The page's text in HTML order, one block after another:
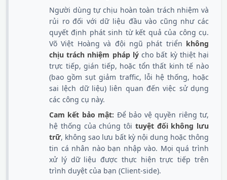
Người dùng tự chịu hoàn toàn trách nhiệm và
rủi ro đối với dữ liệu đầu vào cũng như các
quyết định phát sinh từ kết quả của công cụ.
Võ Việt Hoàng và đội ngũ phát triển không
chịu trách nhiệm pháp lýcho bất kỳ thiệt hại
trực tiếp, gián tiếp, hoặc tổn thất kinh tế nào
(bao gồm sụt giảm traffic, lỗi hệ thống, hoặc
sai lệch dữ liệu) liên quan đến việc sử dụng
các công cụ này.
Cam kết bảo mật: Để bảo vệ quyền riêng tư,
hệ thống của chúng tôi tuyệt đối không lưu
trữ, không sao lưu bất kỳ nội dung hoặc thông
tin cá nhân nào bạn nhập vào. Mọi quá trình
xử lý dữ liệu được thực hiện trực tiếp trên
trình duyệt của bạn (Client-side).